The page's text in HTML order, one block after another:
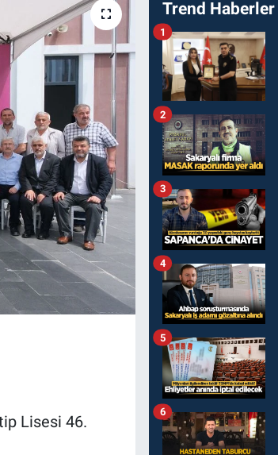
Lisesi 46.
Trend Haberler
1
2
3
4
5
6